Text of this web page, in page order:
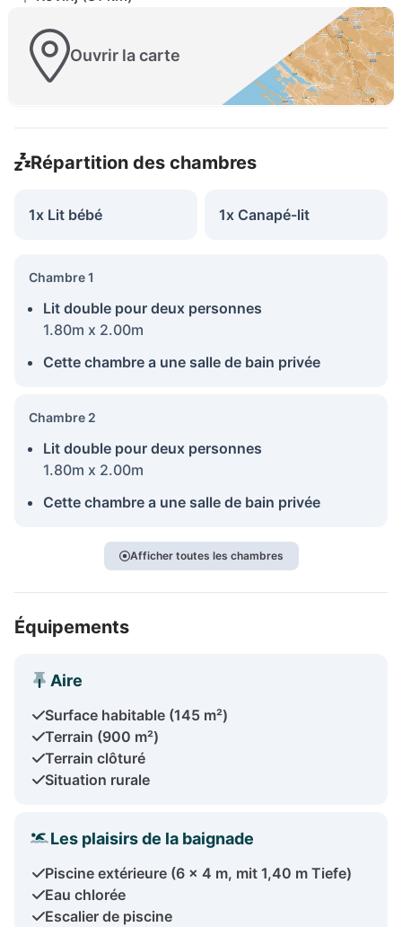
Ouvrir la carte
Répartition des chambres
1x Lit bébé 1x Canapé-lit
Chambre 1
Lit double pour deux personnes
1.80m x 2.00m
Cette chambre a une salle de bain privée
Chambre 2
Lit double pour deux personnes
1.80m x 2.00m
Cette chambre a une salle de bain privée
Afficher toutes les chambres
Équipements
Aire
Surface habitable (145 m²)
Terrain (900 m²)
Terrain clôturé
Situation rurale
Les plaisirs de la baignade
Piscine extérieure (6 x 4 m, mit 1,40 m Tiefe)
Eau chlorée
Escalier de piscine